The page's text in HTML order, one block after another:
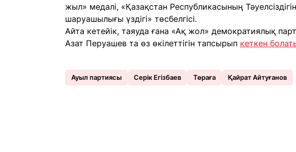
жыл» медалі, «Қазақстан Республикасының
шаруашылығы үздігі» төсбелгісі.
Айта кетейік, таяуда ғана «Ақ жол» демократиялық
Азат Перуашев та өз өкілеттігін тапсырып кеткен
Ауыл партиясы Серік Егізбаев Төраға Қайрат Айтуғанов